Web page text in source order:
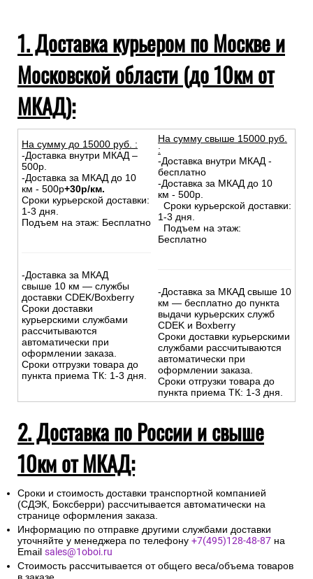
1. Доставка курьером по Москве и
Московской области (до 10км от
МКАД):
На сумму до 15000 руб. :
-Доставка внутри МКАД –
500р.
-Доставка за МКАД до 10
км - 500р+30р/км.
Сроки курьерской доставки:
1-3 дня.
Подъем на этаж: Бесплатно
-Доставка за МКАД
свыше 10 км — службы
доставки CDEK/Boxberry
Сроки доставки
курьерскими службами
рассчитываются
автоматически при
оформлении заказа.
Сроки отгрузки товара до
пункта приема ТК: 1-3 дня.
На сумму свыше 15000 руб.
:
-Доставка внутри МКАД -
бесплатно
-Доставка за МКАД до 10
км - 500р.
Сроки курьерской доставки:
1-3 дня.
Подъем на этаж:
Бесплатно
-Доставка за МКАД свыше 10
км — бесплатно до пункта
выдачи курьерских служб
CDEK и Boxberry
Сроки доставки курьерскими
службами рассчитываются
автоматически при
оформлении заказа.
Сроки отгрузки товара до
пункта приема ТК: 1-3 дня.
2. Доставка по России и свыше
10км от МКАД:
Сроки и стоимость доставки транспортной компанией
(СДЭК, Боксберри) рассчитывается автоматически на
странице оформления заказа.
Информацию по отправке другими службами доставки
уточняйте у менеджера по телефону +7(495)128-48-87 на
Email sales@1oboi.ru
Стоимость рассчитывается от общего веса/объема товаров